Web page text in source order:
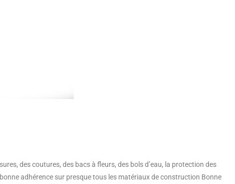
des coutures, des bacs à fleurs, des bols d’eau, la protection des
adhérence sur presque tous les matériaux de construction Bonne